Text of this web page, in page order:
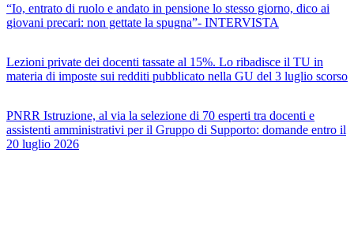
“Io, entrato di ruolo e andato in pensione lo stesso giorno, dico ai
giovani precari: non gettate la spugna”- INTERVISTA
Lezioni private dei docenti tassate al 15%. Lo ribadisce il TU in
materia di imposte sui redditi pubblicato nella GU del 3 luglio scorso
PNRR Istruzione, al via la selezione di 70 esperti tra docenti e
assistenti amministrativi per il Gruppo di Supporto: domande entro il
20 luglio 2026